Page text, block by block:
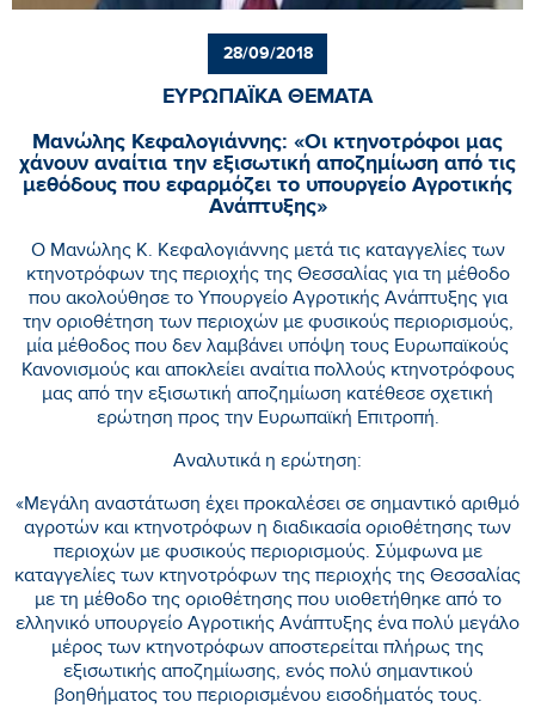
28/09/2018
ΕΥΡΩΠΑΪΚΑ ΘΕΜΑΤΑ
Μανώλης Κεφαλογιάννης: «Οι κτηνοτρόφοι μας
χάνουν αναίτια την εξισωτική αποζημίωση από τις
μεθόδους που εφαρμόζει το υπουργείο Αγροτικής
Ανάπτυξης»
Ο Μανώλης Κ. Κεφαλογιάννης μετά τις καταγγελίες των
κτηνοτρόφων της περιοχής της Θεσσαλίας για τη μέθοδο
που ακολούθησε το Υπουργείο Αγροτικής Ανάπτυξης για
την οριοθέτηση των περιοχών με φυσικούς περιορισμούς,
μία μέθοδος που δεν λαμβάνει υπόψη τους Ευρωπαϊκούς
Κανονισμούς και αποκλείει αναίτια πολλούς κτηνοτρόφους
μας από την εξισωτική αποζημίωση κατέθεσε σχετική
ερώτηση προς την Ευρωπαϊκή Επιτροπή.
Αναλυτικά η ερώτηση:
«Μεγάλη αναστάτωση έχει προκαλέσει σε σημαντικό αριθμό
αγροτών και κτηνοτρόφων η διαδικασία οριοθέτησης των
περιοχών με φυσικούς περιορισμούς. Σύμφωνα με
καταγγελίες των κτηνοτρόφων της περιοχής της Θεσσαλίας
με τη μέθοδο της οριοθέτησης που υιοθετήθηκε από το
ελληνικό υπουργείο Αγροτικής Ανάπτυξης ένα πολύ μεγάλο
μέρος των κτηνοτρόφων αποστερείται πλήρως της
εξισωτικής αποζημίωσης, ενός πολύ σημαντικού
βοηθήματος του περιορισμένου εισοδήματός τους.